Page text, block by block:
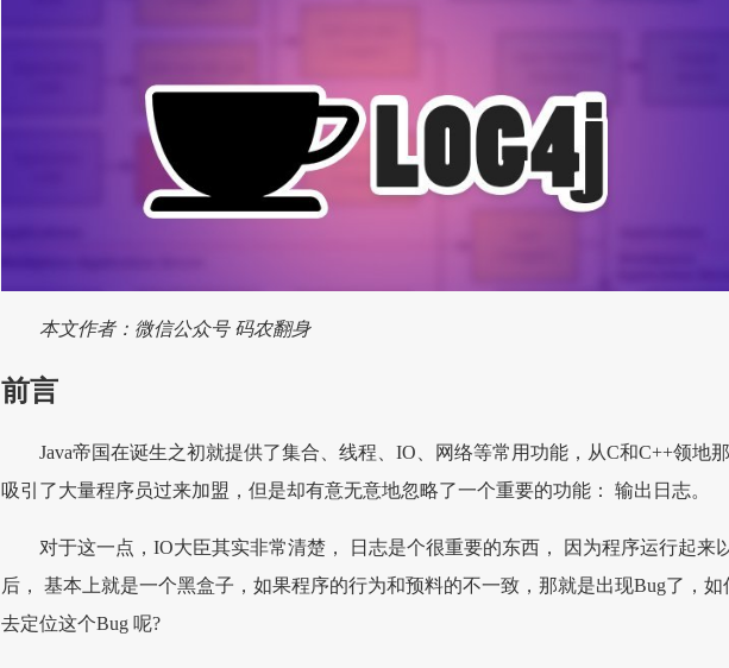
本文作者：微信公众号 码农翻身
前言
Java帝国在诞生之初就提供了集合、线程、IO、网络等常用功能，从C和C++领地
吸引了大量程序员过来加盟，但是却有意无意地忽略了一个重要的功能： 输出日志。
对于这一点，IO大臣其实非常清楚， 日志是个很重要的东西， 因为程序运行起来
后， 基本上就是一个黑盒子，如果程序的行为和预料的不一致，那就是出现Bug了，如
去定位这个Bug 呢?